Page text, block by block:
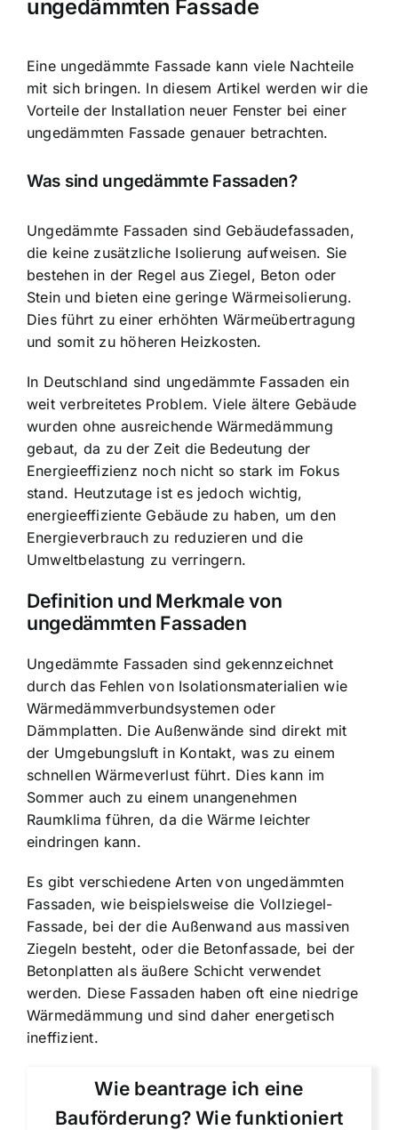
ungedämmten Fassade
Eine ungedämmte Fassade kann viele Nachteile
mit sich bringen. In diesem Artikel werden wir die
Vorteile der Installation neuer Fenster bei einer
ungedämmten Fassade genauer betrachten.
Was sind ungedämmte Fassaden?
Ungedämmte Fassaden sind Gebäudefassaden,
die keine zusätzliche Isolierung aufweisen. Sie
bestehen in der Regel aus Ziegel, Beton oder
Stein und bieten eine geringe Wärmeisolierung.
Dies führt zu einer erhöhten Wärmeübertragung
und somit zu höheren Heizkosten.
In Deutschland sind ungedämmte Fassaden ein
weit verbreitetes Problem.Viele ältere Gebäude
wurden ohne ausreichende Wärmedämmung
gebaut, da zu der Zeit die Bedeutung der
Energieeffizienz noch nicht so stark im Fokus
stand. Heutzutage ist es jedoch wichtig,
energieeffiziente Gebäude zu haben, um den
Energieverbrauch zu reduzieren und die
Umweltbelastung zu verringern.
Definition und Merkmale von
ungedämmten Fassaden
Ungedämmte Fassaden sind gekennzeichnet
durch das Fehlen von Isolationsmaterialien wie
Wärmedämmverbundsystemen oder
Dämmplatten. Die Außenwände sind direkt mit
der Umgebungsluft in Kontakt, was zu einem
schnellen Wärmeverlust führt. Dies kann im
Sommer auch zu einem unangenehmen
Raumklima führen, da die Wärme leichter
eindringen kann.
Es gibt verschiedene Arten von ungedämmten
Fassaden, wie beispielsweise die Vollziegel-
Fassade, bei der die Außenwand aus massiven
Ziegeln besteht, oder die Betonfassade, bei der
Betonplatten als äußere Schicht verwendet
werden. Diese Fassaden haben oft eine niedrige
Wärmedämmung und sind daher energetisch
ineffizient.
Wie beantrage ich eine
Bauförderung? Wie funktioniert